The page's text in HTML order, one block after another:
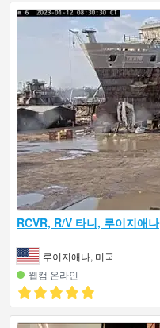
RCVR, R/V 타니, 루이지애나
루이지애나, 미국
웹캠 온라인